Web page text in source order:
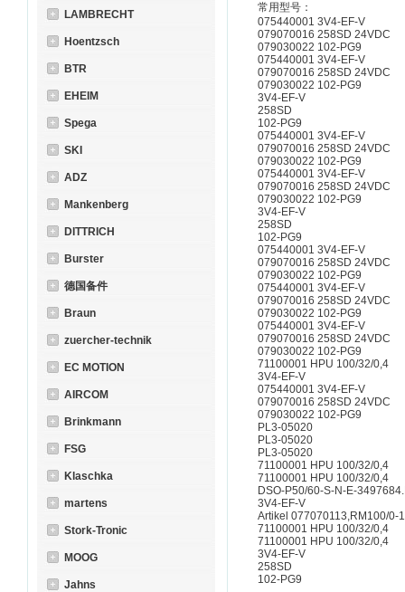
LAMBRECHT
Hoentzsch
BTR
EHEIM
Spega
SKI
ADZ
Mankenberg
DITTRICH
Burster
德国备件
Braun
zuercher-technik
EC MOTION
AIRCOM
Brinkmann
FSG
Klaschka
martens
Stork-Tronic
MOOG
Jahns
常用型号：
075440001 3V4-EF-V
079070016 258SD 24VDC
079030022 102-PG9
075440001 3V4-EF-V
079070016 258SD 24VDC
079030022 102-PG9
3V4-EF-V
258SD
102-PG9
075440001 3V4-EF-V
079070016 258SD 24VDC
079030022 102-PG9
075440001 3V4-EF-V
079070016 258SD 24VDC
079030022 102-PG9
3V4-EF-V
258SD
102-PG9
075440001 3V4-EF-V
079070016 258SD 24VDC
079030022 102-PG9
075440001 3V4-EF-V
079070016 258SD 24VDC
079030022 102-PG9
075440001 3V4-EF-V
079070016 258SD 24VDC
079030022 102-PG9
71100001 HPU 100/32/0,4
3V4-EF-V
075440001 3V4-EF-V
079070016 258SD 24VDC
079030022 102-PG9
PL3-05020
PL3-05020
PL3-05020
71100001 HPU 100/32/0,4
71100001 HPU 100/32/0,4
DSO-P50/60-S-N-E-
3V4-EF-V
Artikel 077070113,RM100/0-
71100001 HPU 100/32/0,4
71100001 HPU 100/32/0,4
3V4-EF-V
258SD
102-PG9